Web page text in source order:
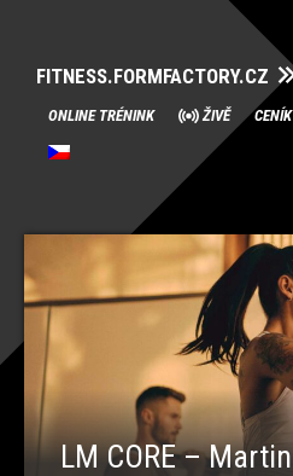
FITNESS.FORMFACTORY.CZ
Přeskočit
na
obsah
ONLINE TRÉNINK ŽIVĚ CENÍK
LM CORE – Martin